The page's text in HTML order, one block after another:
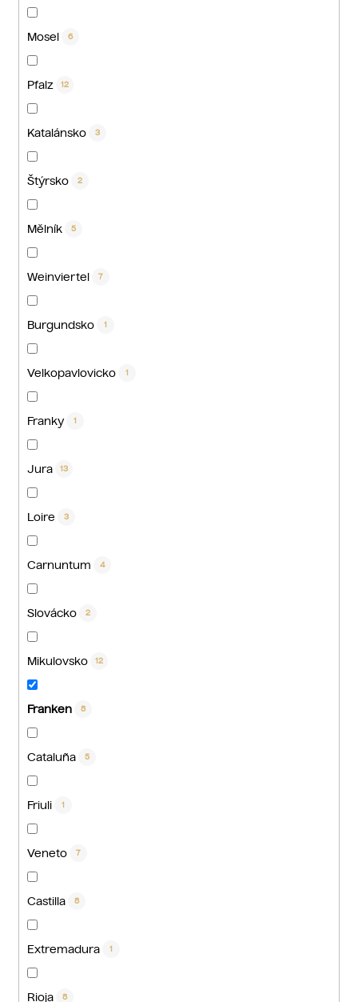
Mosel 6
Pfalz 12
Katalánsko 3
Štýrsko 2
Mělník 5
Weinviertel 7
Burgundsko 1
Velkopavlovicko 1
Franky 1
Jura 13
Loire 3
Carnuntum 4
Slovácko 2
Mikulovsko 12
Franken 8
Cataluña 5
Friuli 1
Veneto 7
Castilla 8
Extremadura 1
Rioja 8